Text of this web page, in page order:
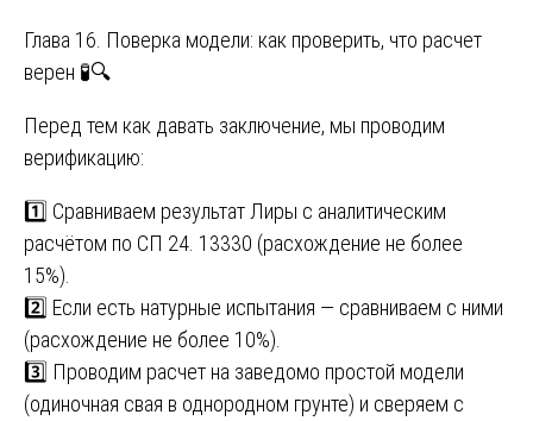
Глава 16. Поверка модели: как проверить, что расчет
верен 🧪🔍
Перед тем как давать заключение, мы проводим
верификацию:
1️⃣ Сравниваем результат Лиры с аналитическим
расчётом по СП 24. 13330 (расхождение не более
15%).
2️⃣ Если есть натурные испытания — сравниваем с ними
(расхождение не более 10%).
3️⃣ Проводим расчет на заведомо простой модели
(одиночная свая в однородном грунте) и сверяем с